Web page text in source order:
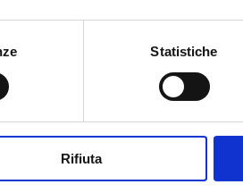
Statistiche
Rifiuta